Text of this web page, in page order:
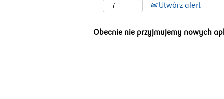
Utwórz alert
Obecnie nie przyjmujemy nowych